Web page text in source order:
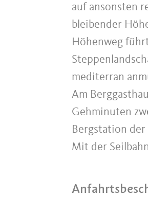
auf ansonsten
bleibender
Höhenweg
mediterran
Am
Gehminuten
Bergstation
Mit der